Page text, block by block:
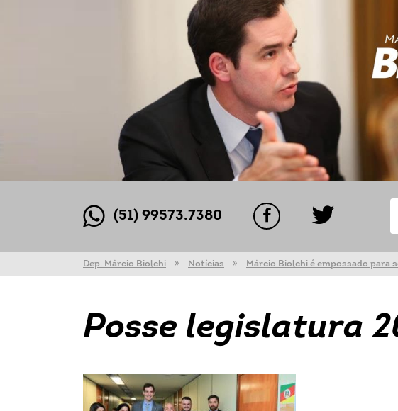
(51) 99573.7380
Dep. Márcio Biolchi Notícias Márcio Biolchi é empossado para
Posse legislatura